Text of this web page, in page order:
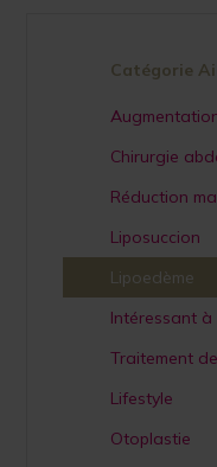
Catégorie
Chirurgie
Réduction
Liposuccion
Lipoedème
Intéressant à
Traitement
Lifestyle
Otoplastie